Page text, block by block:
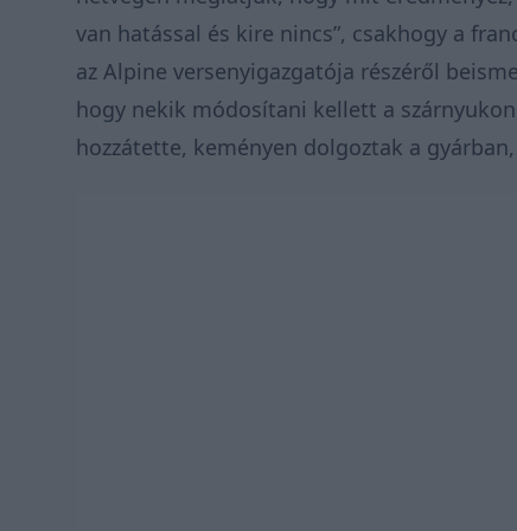
van hatással és kire nincs”, csakhogy a
az Alpine versenyigazgatója részéről
hogy nekik módosítani kellett a
hozzátette, keményen dolgoztak a